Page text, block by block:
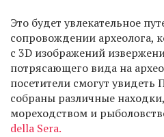
Это будет увлекательное
сопровождении археолога,
с 3D изображений
потрясающего вида на
посетители смогут увидеть
собраны различные
мореходством и
della Sera.